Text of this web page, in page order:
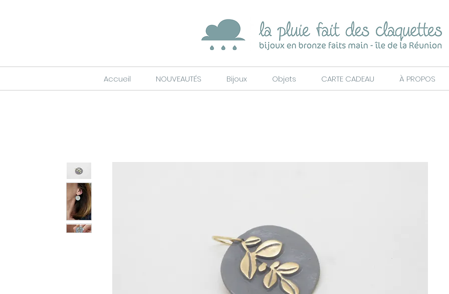
Accueil NOUVEAUTÉS Bijoux Objets CARTE CADEAU À PROPOS